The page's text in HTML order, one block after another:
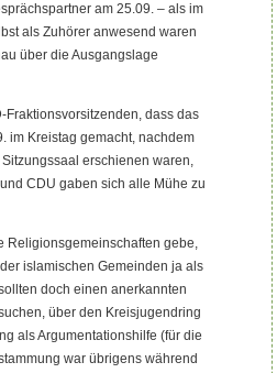
am 25.09. – als im
als Zuhörer anwesend waren
über die Ausgangslage
dass das
im Kreistag gemacht, nachdem
erschienen waren,
CDU gaben sich alle Mühe zu
Religionsgemeinschaften gebe,
islamischen Gemeinden ja als
doch einen anerkannten
über den Kreisjugendring
als Argumentationshilfe (für die
war übrigens während